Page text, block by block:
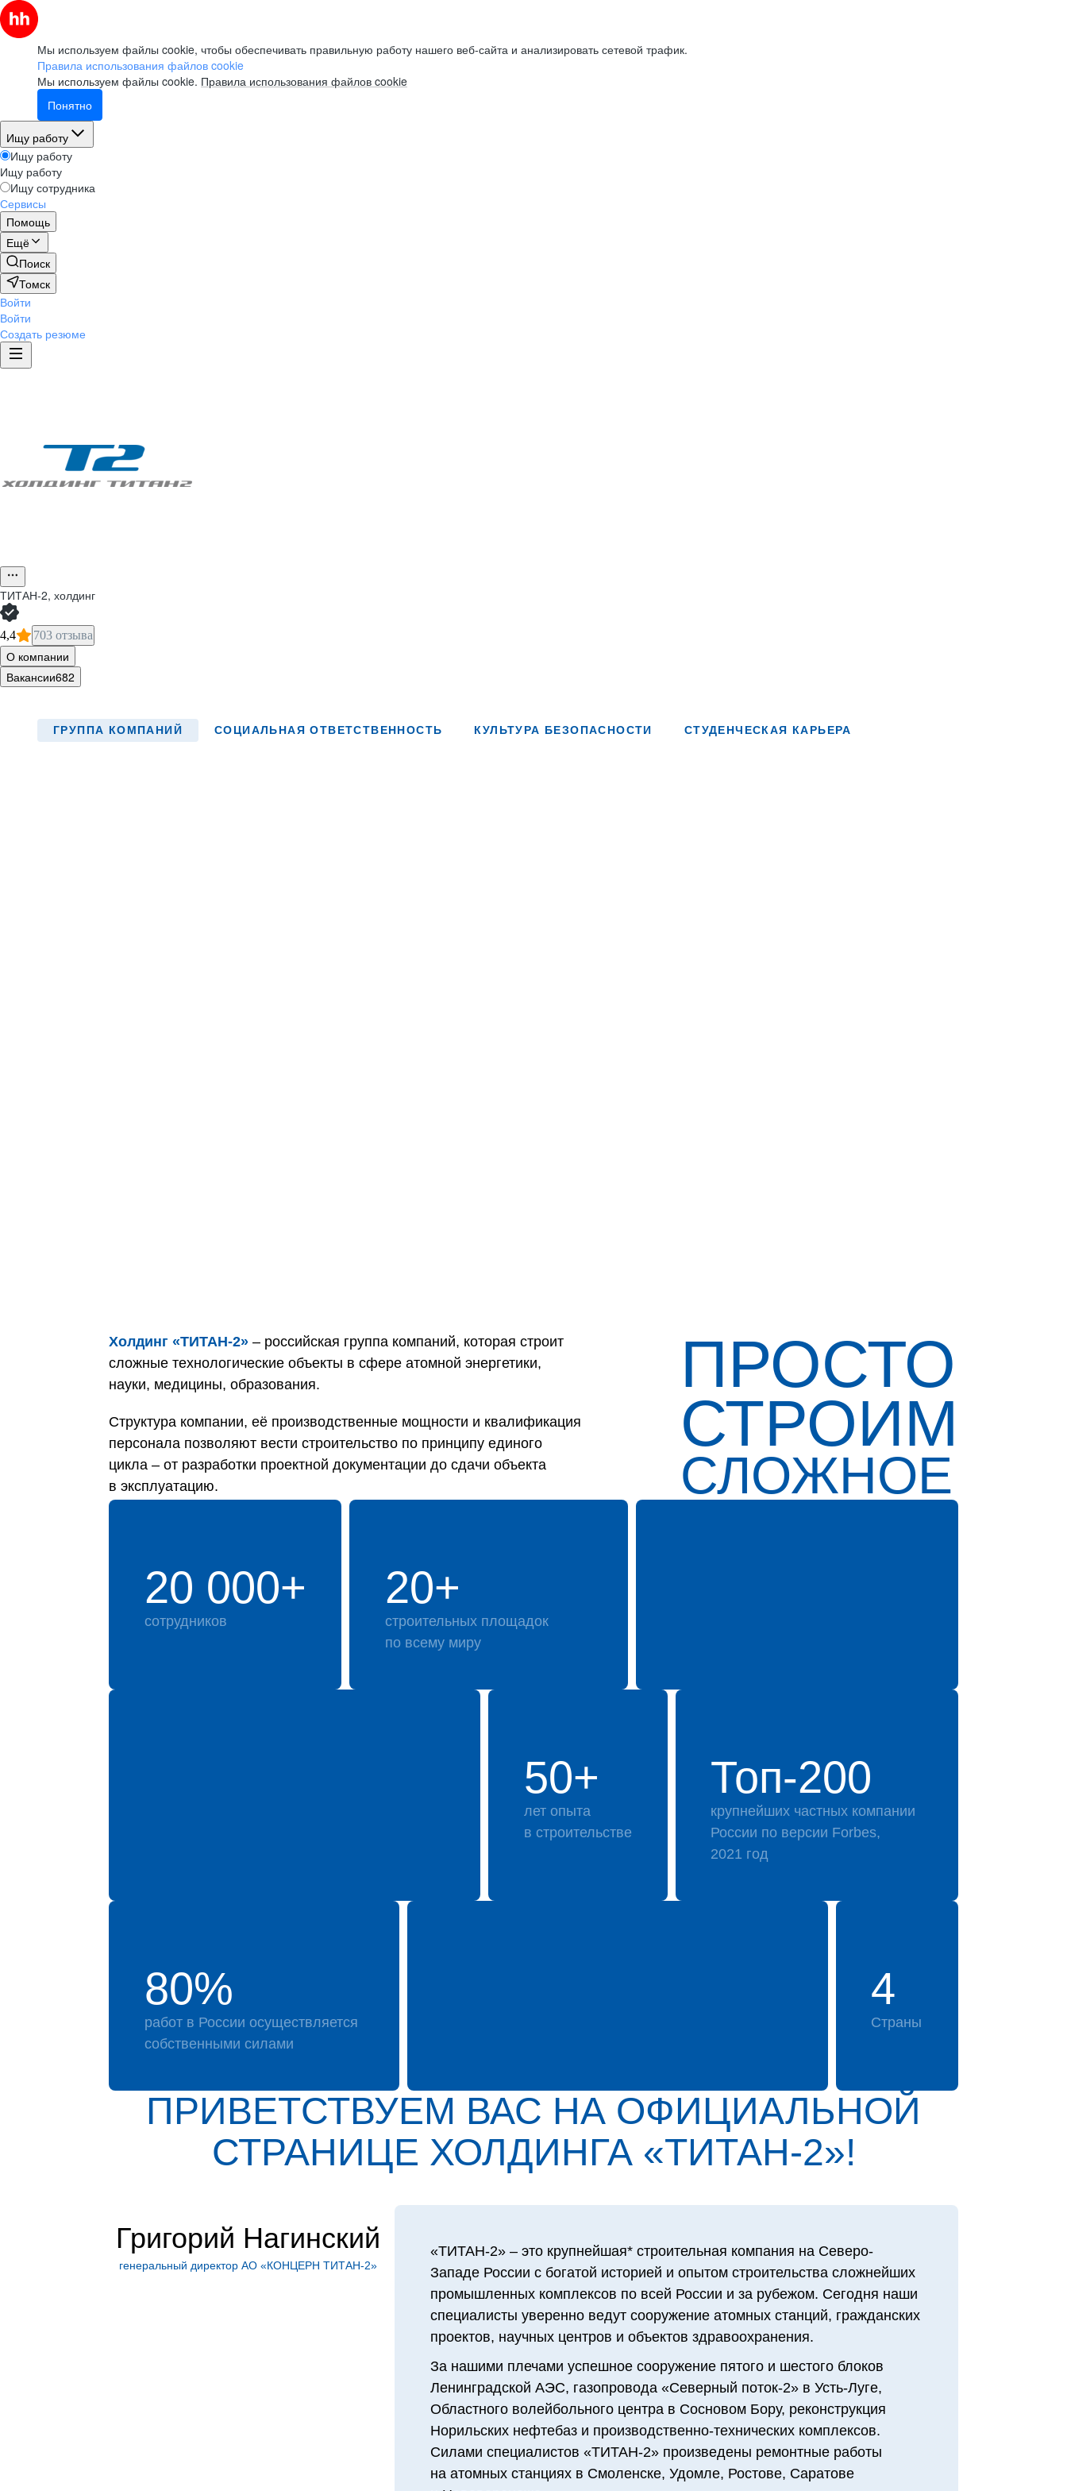
Мы используем файлы cookie, чтобы обеспечивать правильную работу нашего веб-сайта и анализировать сетевой трафик.
Правила использования файлов cookie
Мы используем файлы cookie. Правила использования файлов cookie
Понятно
Ищу работу
Ищу работу
Ищу работу
Ищу сотрудника
Сервисы
Помощь
Ещё
Поиск
Томск
Войти
Войти
Создать резюме
ТИТАН-2, холдинг
4,4 703 отзыва
О компании
Вакансии682
ГРУППА КОМПАНИЙ СОЦИАЛЬНАЯ ОТВЕТСТВЕННОСТЬ КУЛЬТУРА БЕЗОПАСНОСТИ СТУДЕНЧЕСКАЯ КАРЬЕРА
Холдинг «ТИТАН‑2» – российская группа компаний, которая строит
сложные технологические объекты в сфере атомной энергетики,
науки, медицины, образования.
Структура компании, её производственные мощности и квалификация
персонала позволяют вести строительство по принципу единого
цикла – от разработки проектной документации до сдачи объекта
в эксплуатацию.
ПРОСТО
СТРОИМ
СЛОЖНОЕ
20 000+
сотрудников
20+
строительных площадок
по всему миру
50+
лет опыта
в строительстве
Топ-200
крупнейших частных компании
России по версии Forbes,
2021 год
80%
работ в России осуществляется
собственными силами
4
Страны
ПРИВЕТСТВУЕМ ВАС НА ОФИЦИАЛЬНОЙ
СТРАНИЦЕ ХОЛДИН­ГА «ТИТАН‑2»!
Григорий Нагинский
генеральный директор АО «КОНЦЕРН ТИТАН‑2»
«ТИТАН‑2» – это крупнейшая* строительная компания на Северо-
Западе России с богатой историей и опытом строительства сложнейших
промышленных комплексов по всей России и за рубежом. Сегодня наши
специалисты уверенно ведут сооружение атомных станций, гражданских
проектов, научных центров и объектов здравоохранения.
За нашими плечами успешное сооружение пятого и шестого блоков
Ленинградской АЭС, газопровода «Северный поток-2» в Усть-Луге,
Областного волейбольного центра в Сосновом Бору, реконструкция
Норильских нефтебаз и производственно-технических комплексов.
Силами специалистов «ТИТАН‑2» произведены ремонтные работы
на атомных станциях в Смоленске, Удомле, Ростове, Саратове